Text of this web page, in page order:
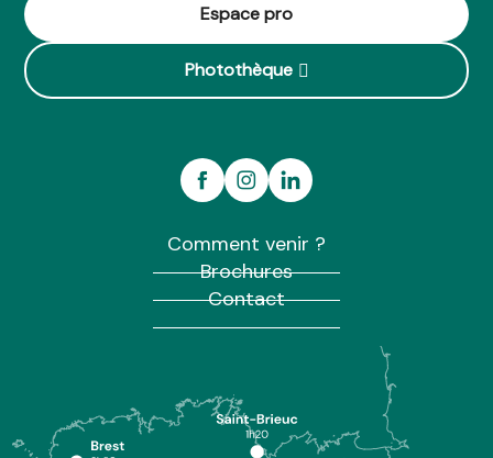
Espace pro
Photothèque
Comment venir ?
Brochures
Contact